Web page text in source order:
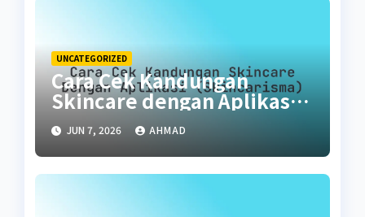
UNCATEGORIZED
Cara Cek Kandungan
Skincare dengan Aplikasi
(SkinCarisma)
JUN 7, 2026 AHMAD